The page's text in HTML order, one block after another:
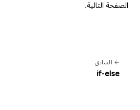
الصفحة التالية.
السابق
if-else